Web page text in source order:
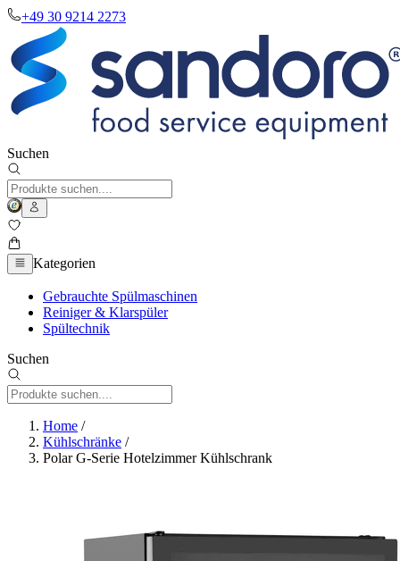
+49 30 9214 2273
Suchen
Kategorien
Gebrauchte Spülmaschinen
Reiniger & Klarspüler
Spültechnik
Suchen
Home /
Kühlschränke /
Polar G-Serie Hotelzimmer Kühlschrank